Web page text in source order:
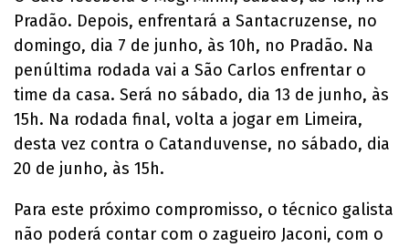
Pradão. Depois, enfrentará a Santacruzense, no
domingo, dia 7 de junho, às 10h, no Pradão. Na
penúltima rodada vai a São Carlos enfrentar o
time da casa. Será no sábado, dia 13 de junho, às
15h. Na rodada final, volta a jogar em Limeira,
desta vez contra o Catanduvense, no sábado, dia
20 de junho, às 15h.
Para este próximo compromisso, o técnico galista
não poderá contar com o zagueiro Jaconi, com o